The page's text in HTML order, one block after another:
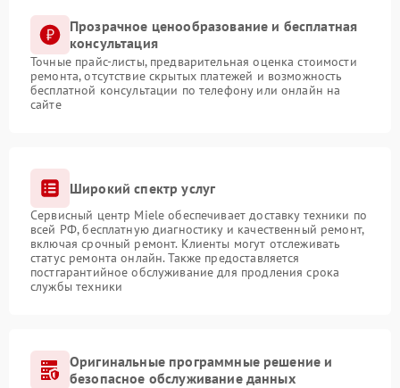
Прозрачное ценообразование и бесплатная
консультация
Точные прайс-листы, предварительная оценка стоимости
ремонта, отсутствие скрытых платежей и возможность
бесплатной консультации по телефону или онлайн на
сайте
Широкий спектр услуг
Сервисный центр Miele обеспечивает доставку техники по
всей РФ, бесплатную диагностику и качественный ремонт,
включая срочный ремонт. Клиенты могут отслеживать
статус ремонта онлайн. Также предоставляется
постгарантийное обслуживание для продления срока
службы техники
Оригинальные программные решение и
безопасное обслуживание данных